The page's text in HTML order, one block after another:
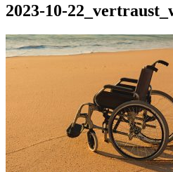
2023-10-